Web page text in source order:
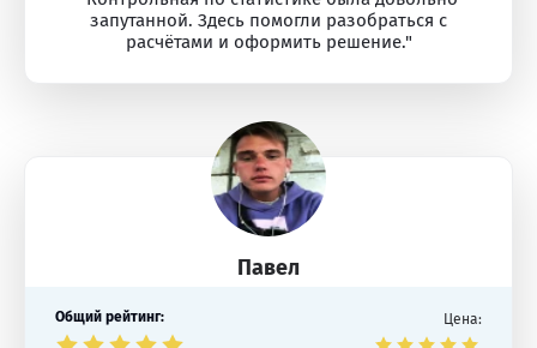
запутанной. Здесь помогли разобраться с
расчётами и оформить решение."
Павел
Общий рейтинг: Цена: